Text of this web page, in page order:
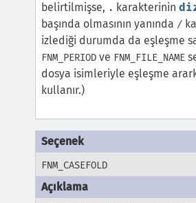
belirtilmişse, . karakterinin
başında olmasının yanında /
izlediği durumda da eşleşme
FNM_PERIOD ve FNM_FILE_NAME
dosya isimleriyle eşleşme
kullanır.)
FNM_CASEFOLD